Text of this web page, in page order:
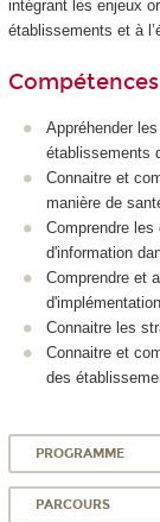
intégrant les enjeux
établissements et à
Appréhender
établissements
Connaitre et
manière de
Comprendre
d'information
Comprendre et
Connaitre les
Connaitre et
des
PROGRAMME
PARCOURS